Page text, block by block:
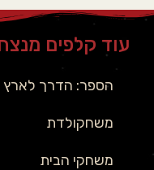
עוד קלפים
הספר: הדרך
משחקולדת
משחקי הבית